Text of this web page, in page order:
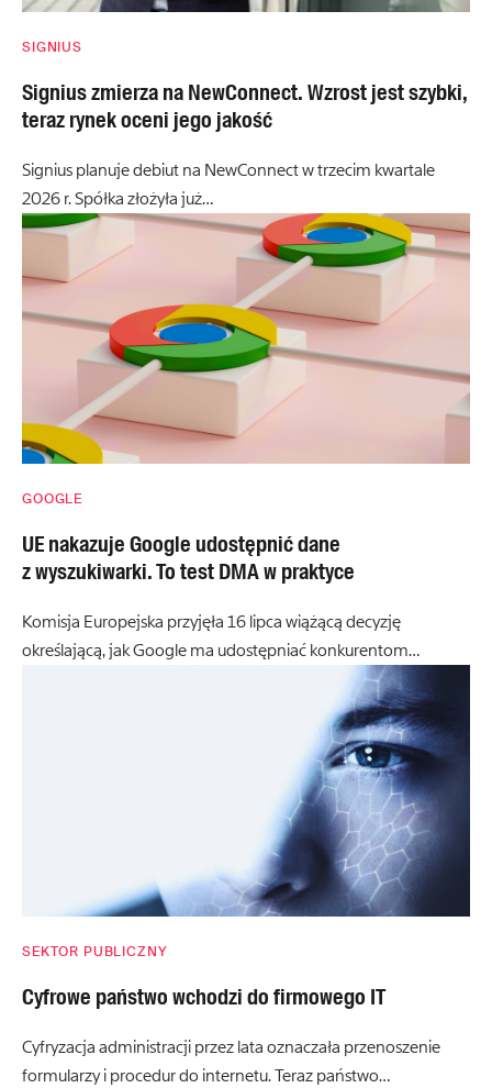
SIGNIUS
Signius zmierza na NewConnect. Wzrost jest szybki,
teraz rynek oceni jego jakość
Signius planuje debiut na NewConnect w trzecim kwartale
2026 r. Spółka złożyła już…
GOOGLE
UE nakazuje Google udostępnić dane
z wyszukiwarki. To test DMA w praktyce
Komisja Europejska przyjęła 16 lipca wiążącą decyzję
określającą, jak Google ma udostępniać konkurentom…
SEKTOR PUBLICZNY
Cyfrowe państwo wchodzi do firmowego IT
Cyfryzacja administracji przez lata oznaczała przenoszenie
formularzy i procedur do internetu. Teraz państwo…